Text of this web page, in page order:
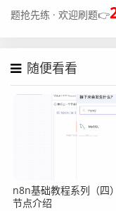
题抢先练 · 欢迎刷题👉
随便看看
n8n基础教程系列（四
节点介绍